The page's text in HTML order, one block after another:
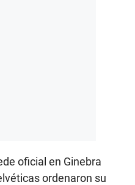
oficial en Ginebra
ordenaron su